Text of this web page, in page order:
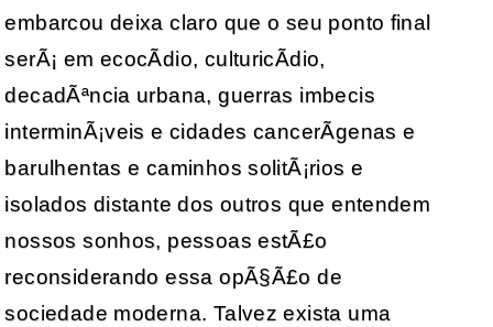
embarcou deixa claro que o seu ponto final
serÃ¡ em ecocÃ­dio, culturicÃ­dio,
decadÃªncia urbana, guerras imbecis
interminÃ¡veis e cidades cancerÃ­genas e
barulhentas e caminhos solitÃ¡rios e
isolados distante dos outros que entendem
nossos sonhos, pessoas estÃ£o
reconsiderando essa opÃ§Ã£o de
sociedade moderna. Talvez exista uma